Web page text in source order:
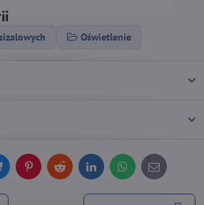
Oświetlenie
PinterestReddit LinkedInWhatsApp
E-
mail